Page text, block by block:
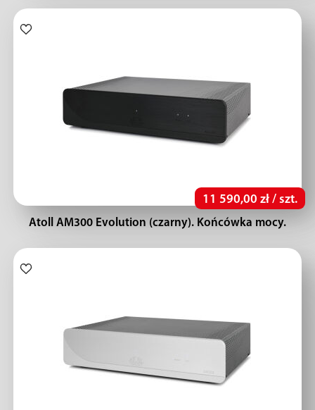
11 590,00 zł / szt.
Atoll AM300 Evolution (czarny). Końcówka mocy.